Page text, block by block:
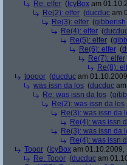
Re: elfer ( IcyBox am
Re(2): elfer (ducduc am
Re(3): elfer (gibberish
Re(4): elfer (
Re(5): elfer (
Re(6): elfer (
Re(7): elfer
Re(8):
toooor (ducduc am
was issn da los (ducduc
Re: was issn da los (
Re(2): was issn da los
Re(3): was issn da
Re(4): was issn
Re(3): was issn da
Re(4): was issn
Tooor ( IcyBox am 01.10.2009,
Re: Tooor (ducduc am